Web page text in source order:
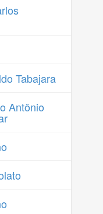
Tabajara
Antônio